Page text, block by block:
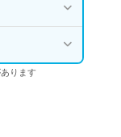
ります